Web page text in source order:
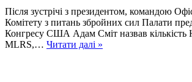
Після зустрічі з президентом, командою
Комітету з питань збройних сил Палати
Конгресу США Адам Сміт назвав кількість
MLRS,… Читати далі »